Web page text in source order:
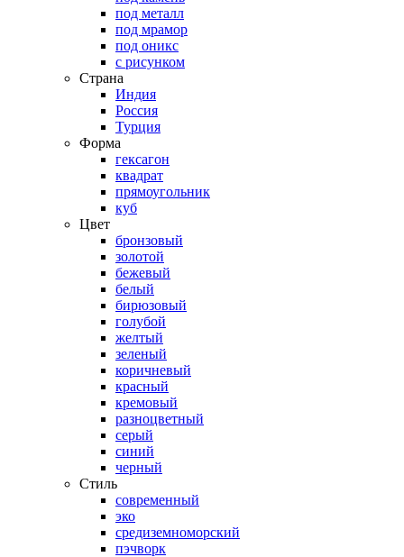
под металл
под мрамор
под оникс
с рисунком
Страна
Индия
Россия
Турция
Форма
гексагон
квадрат
прямоугольник
куб
Цвет
бронзовый
золотой
бежевый
белый
бирюзовый
голубой
желтый
зеленый
коричневый
красный
кремовый
разноцветный
серый
синий
черный
Стиль
современный
эко
средиземноморский
пэчворк